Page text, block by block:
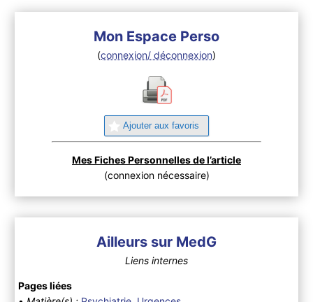
Mon Espace Perso
(connexion/ déconnexion)
Ajouter aux favoris
Mes Fiches Personnelles de l’article
(connexion nécessaire)
Ailleurs sur MedG
Liens internes
Pages liées